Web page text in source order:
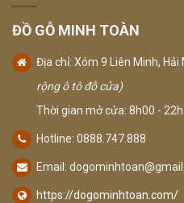
ĐỒ GỖ MINH TOÀN
Địa chỉ: Xóm 9 Liên Minh, Hải
rộng ô tô đỗ cửa)
Thời gian mở cửa: 8h00 -
Hotline: 0888.747.888
Email:
https://dogominhtoan.com/